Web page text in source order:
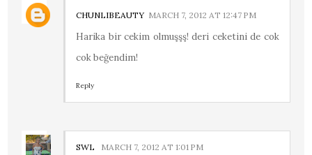
CHUNLIBEAUTY MARCH 7, 2012 AT 12:47 PM
Harika bir cekim olmuşşş! deri ceketini de cok
cok beğendim!
Reply
SWL MARCH 7, 2012 AT 1:01 PM